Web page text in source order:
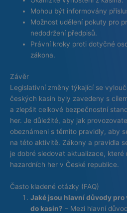
Mohou být informovány
Možnost udělení pokuty pro
nedodržení předpisů.
Právní kroky proti dotyčné
zákona.
Závěr
Legislativní změny týkající se
českých kasin byly zavedeny s
a zlepšit celkové bezpečnostní
her. Je důležité, aby jak
obeznámeni s těmito pravidly, aby
na této aktivitě. Zákony a pravidla
je dobré sledovat aktualizace,
hazardních her v České republice.
Často kladené otázky (FAQ)
Jaké jsou hlavní důvody
do kasin? – Mezi hlavní